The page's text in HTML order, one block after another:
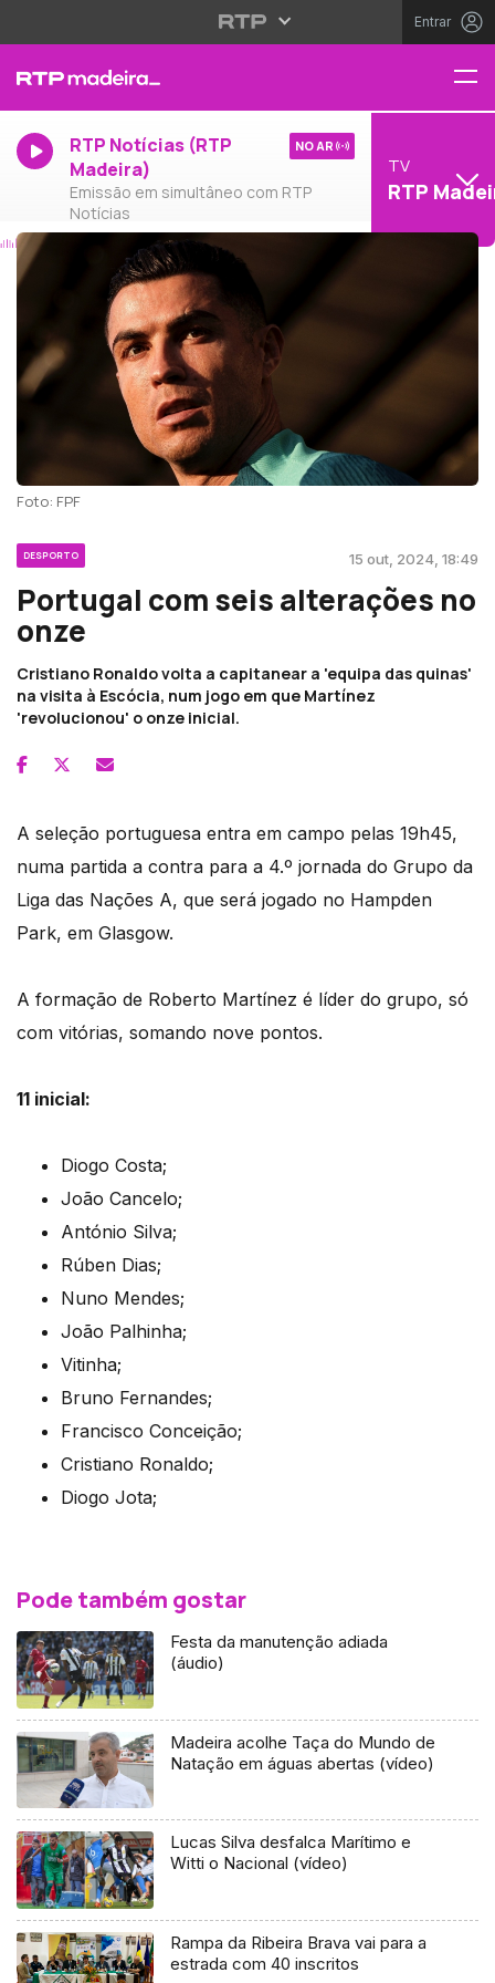
Entrar
RTP Notícias (RTP
Madeira)
Emissão em simultâneo com RTP
Notícias
NO AR
TV
RTP
Foto: FPF
DESPORTO 15 out, 2024, 18:49
Portugal com seis alterações no
onze
Cristiano Ronaldo volta a capitanear a 'equipa das quinas'
na visita à Escócia, num jogo em que Martínez
'revolucionou' o onze inicial.
A seleção portuguesa entra em campo pelas 19h45,
numa partida a contra para a 4.º jornada do Grupo da
Liga das Nações A, que será jogado no Hampden
Park, em Glasgow.
A formação de Roberto Martínez é líder do grupo, só
com vitórias, somando nove pontos.
11 inicial:
Diogo Costa;
João Cancelo;
António Silva;
Rúben Dias;
Nuno Mendes;
João Palhinha;
Vitinha;
Bruno Fernandes;
Francisco Conceição;
Cristiano Ronaldo;
Diogo Jota;
Pode também gostar
Festa da manutenção adiada
(áudio)
Madeira acolhe Taça do Mundo de
Natação em águas abertas (vídeo)
Lucas Silva desfalca Marítimo e
Witti o Nacional (vídeo)
Rampa da Ribeira Brava vai para a
estrada com 40 inscritos